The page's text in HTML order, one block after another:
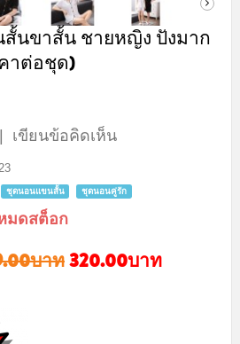
นขาสั้น ชายหญิง ปังมาก
าต่อชุด)
| เขียนข้อคิดเห็น
ชุดนอนแขนสั้น ชุดนอนคู่รัก
มดสต็อก
บาท320.00บาท